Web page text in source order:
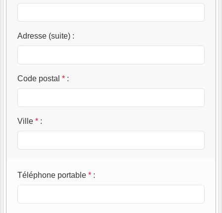
Adresse (suite) :
Code postal * :
Ville * :
Téléphone portable * :